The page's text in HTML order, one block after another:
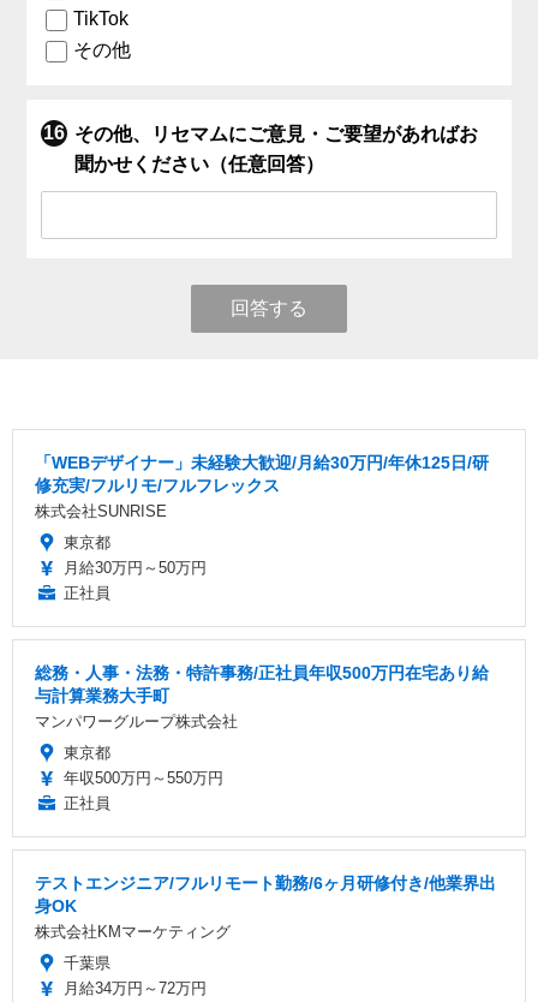
TikTok
その他
その他、リセマムにご意見・ご要望があればお
聞かせください（任意回答）
回答する
「WEBデザイナー」未経験大歓迎/月給30万円/年休125日/研
修充実/フルリモ/フルフレックス
株式会社SUNRISE
東京都
月給30万円～50万円
正社員
総務・人事・法務・特許事務/正社員年収500万円在宅あり給
与計算業務大手町
マンパワーグループ株式会社
東京都
年収500万円～550万円
正社員
テストエンジニア/フルリモート勤務/6ヶ月研修付き/他業界出
身OK
株式会社KMマーケティング
千葉県
月給34万円～72万円